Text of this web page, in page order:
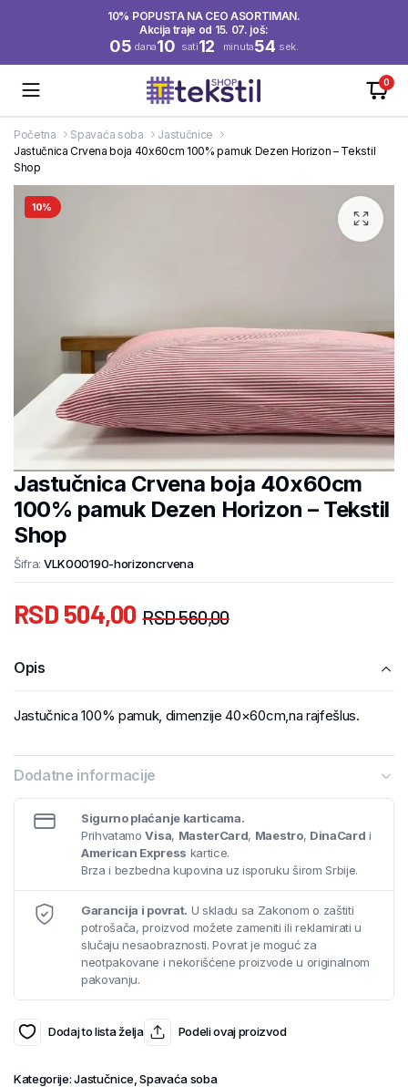
10% POPUSTA NA CEO ASORTIMAN.
Akcija traje od 15. 07. još:
05 dana10 sati12 minuta54 sek.
0
Početna Spavaća soba
Jastučnice
Jastučnica Crvena boja 40x60cm 100% pamuk Dezen Horizon – Tekstil
Shop
10%
Jastučnica Crvena boja 40x60cm
100% pamuk Dezen Horizon – Tekstil
Shop
Šifra: VLK000190-horizoncrvena
RSD560,00
RSD 504,00
Opis
Jastučnica 100% pamuk, dimenzije 40×60cm,na rajfešlus.
Dodatne informacije
Sigurno plaćanje karticama.
PrihvatamoVisa, MasterCard, Maestro, DinaCard i
American Express kartice.
Brza i bezbedna kupovina uz isporuku širom Srbije.
Garancija i povrat. U skladu sa Zakonom o zaštiti
potrošača, proizvod možete zameniti ili reklamirati u
slučaju nesaobraznosti. Povrat je moguć za
neotpakovane i nekorišćene proizvode u originalnom
pakovanju.
Dodaj to lista želja Podeli ovaj proizvod
Kategorije:Jastučnice ,Spavaća soba